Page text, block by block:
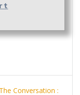
Next
The Conversation :